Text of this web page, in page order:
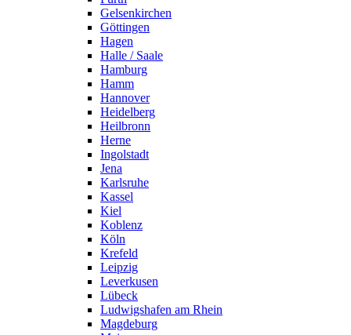
Gelsenkirchen
Göttingen
Hagen
Halle / Saale
Hamburg
Hamm
Hannover
Heidelberg
Heilbronn
Herne
Ingolstadt
Jena
Karlsruhe
Kassel
Kiel
Koblenz
Köln
Krefeld
Leipzig
Leverkusen
Lübeck
Ludwigshafen am Rhein
Magdeburg